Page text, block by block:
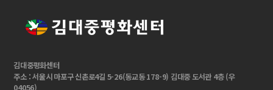
김대중평화센터
주소 : 서울시 마포구 신촌로4길 5-26(동교동 178-9) 김대중 도서관 4층 (우
04056)